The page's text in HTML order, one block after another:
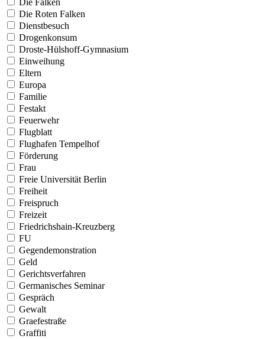
Die Falken
Die Roten Falken
Dienstbesuch
Drogenkonsum
Droste-Hülshoff-Gymnasium
Einweihung
Eltern
Europa
Familie
Festakt
Feuerwehr
Flugblatt
Flughafen Tempelhof
Förderung
Frau
Freie Universität Berlin
Freiheit
Freispruch
Freizeit
Friedrichshain-Kreuzberg
FU
Gegendemonstration
Geld
Gerichtsverfahren
Germanisches Seminar
Gespräch
Gewalt
Graefestraße
Graffiti